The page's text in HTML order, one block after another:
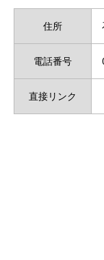
住所
電話番号
直接リンク